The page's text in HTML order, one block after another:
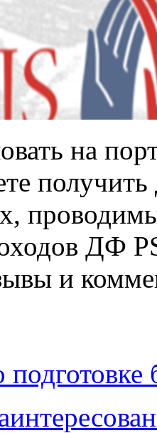
на
ДФ
и